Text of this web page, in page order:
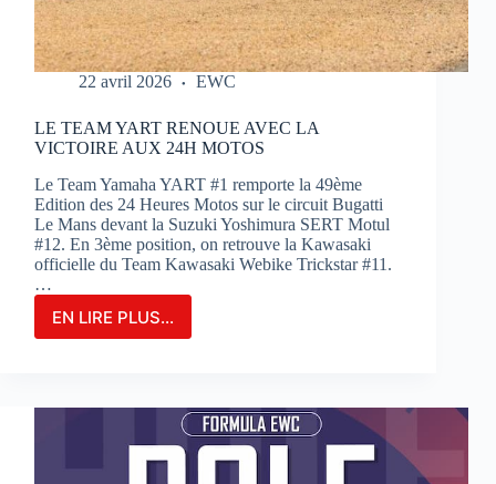
22 avril 2026 EWC
LE TEAM YART RENOUE AVEC LA
VICTOIRE AUX 24H MOTOS
Le Team Yamaha YART #1 remporte la 49ème
Edition des 24 Heures Motos sur le circuit Bugatti
Le Mans devant la Suzuki Yoshimura SERT Motul
#12. En 3ème position, on retrouve la Kawasaki
officielle du Team Kawasaki Webike Trickstar #11.
…
EN LIRE PLUS...
LE
AVEC
VICTOIRE